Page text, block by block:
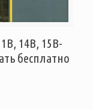
14B, 15B-
бесплатно